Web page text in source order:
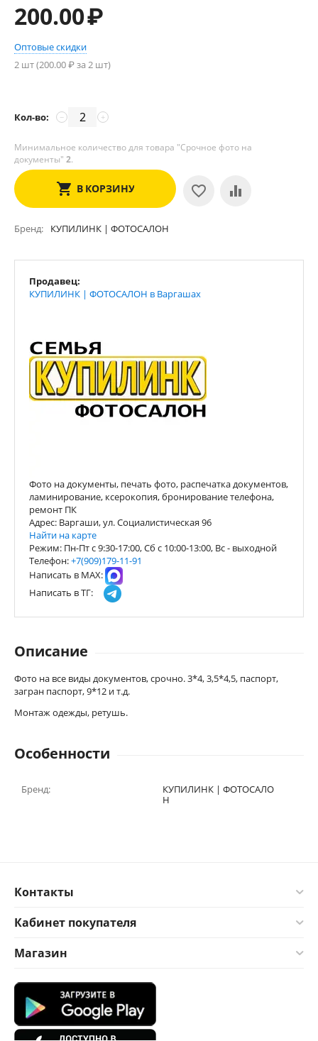
200.00₽
Оптовые скидки
2 шт (200.00₽ за 2 шт)
Кол-во: +
−
Минимальное количество для товара "Срочное фото на
документы" 2.
В КОРЗИНУ
Бренд КУПИЛИНК | ФОТОСАЛОН
Продавец:
КУПИЛИНК | ФОТОСАЛОН в Варгашах
Фото на документы, печать фото, распечатка документов,
ламинирование, ксерокопия, бронирование телефона,
ремонт ПК
Адрес: Варгаши, ул. Социалистическая 96
Найти на карте
Режим: Пн-Пт с 9:30-17:00, Сб с 10:00-13:00, Вс - выходной
Телефон:+7(909)179-11-91
Написать в МАХ:
Написать в ТГ:
Описание
Фото на все виды документов, срочно. 3*4, 3,5*4,5, паспорт,
загран паспорт, 9*12 и т.д.
Монтаж одежды, ретушь.
Особенности
Бренд:
КУПИЛИНК | ФОТОСАЛО
Н
Контакты
Кабинет покупателя
Магазин